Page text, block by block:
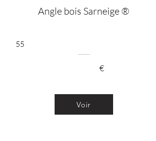
Angle bois Sarneige ®
55
€
Voir